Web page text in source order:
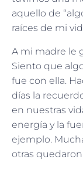
aquello de
raíces de mi
A mi madre le
Siento que
fue con ella.
días la
en nuestras
energía y la
ejemplo.
otras